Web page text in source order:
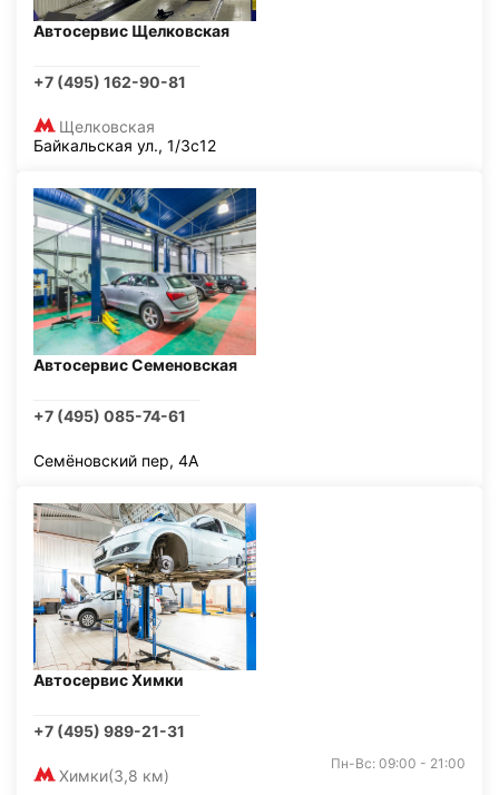
Автосервис Щелковская
+7 (495) 162-90-81
Щелковская
Байкальская ул., 1/3с12
Автосервис Семеновская
+7 (495) 085-74-61
Семёновский пер, 4А
Автосервис Химки
+7 (495) 989-21-31
Химки(3,8 км)
Пн-Вс: 09:00 - 21:00